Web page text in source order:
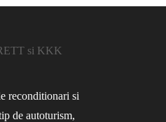
reconditionari si
de autoturism,